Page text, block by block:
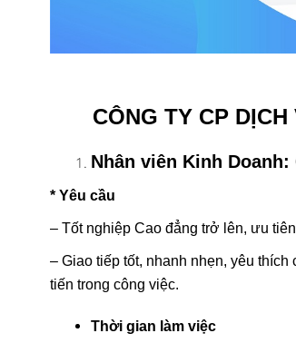
CÔNG TY CP
Nhân viên Kinh
* Yêu cầu
– Tốt nghiệp Cao đẳng trở lên, ưu
– Giao tiếp tốt, nhanh nhẹn, yêu
tiến trong công việc.
Thời gian làm việc